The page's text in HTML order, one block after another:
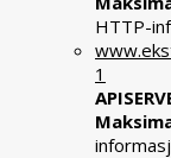
HTTP-
1